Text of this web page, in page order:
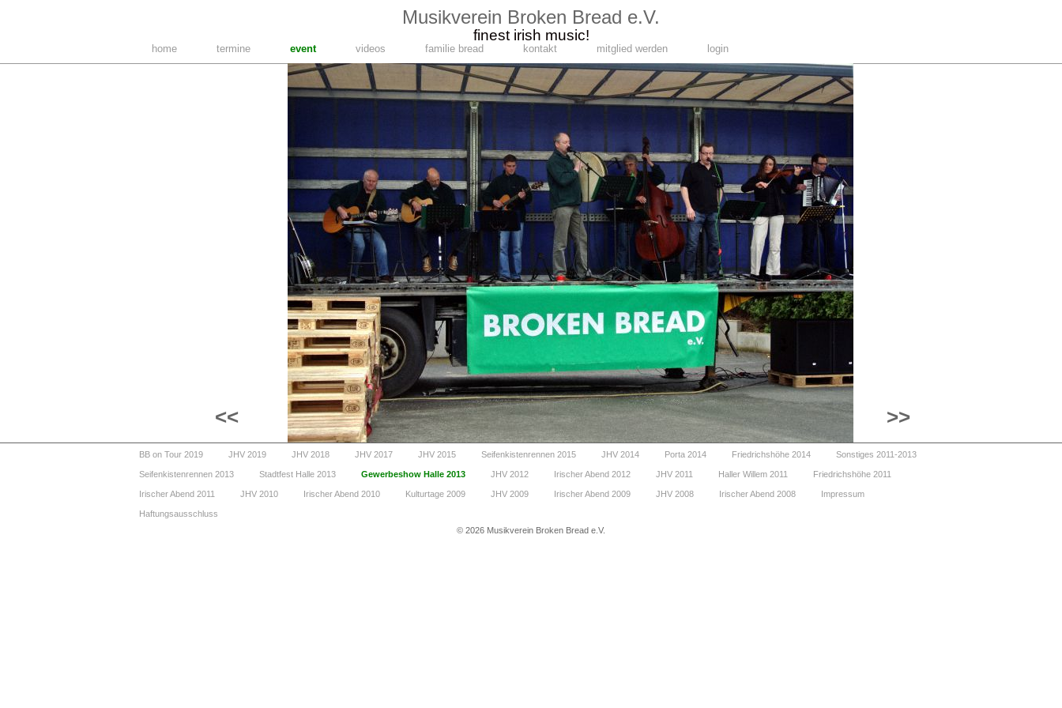
Musikverein Broken Bread e.V.
finest irish music!
home termine event videos familie bread kontakt mitglied werden login
<< >>
BB on Tour 2019 JHV 2019 JHV 2018 JHV 2017 JHV 2015 Seifenkistenrennen 2015 JHV 2014 Porta 2014 Friedrichshöhe 2014 Sonstiges 2011-2013
Seifenkistenrennen 2013 Stadtfest Halle 2013 Gewerbeshow Halle 2013 JHV 2012 Irischer Abend 2012 JHV 2011 Haller Willem 2011 Friedrichshöhe 2011
Irischer Abend 2011 JHV 2010 Irischer Abend 2010 Kulturtage 2009 JHV 2009 Irischer Abend 2009 JHV 2008 Irischer Abend 2008 Impressum
Haftungsausschluss
© 2026 Musikverein Broken Bread e.V.